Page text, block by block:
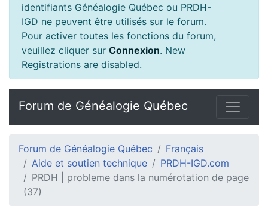
identifiants Généalogie Québec ou PRDH-
IGD ne peuvent être utilisés sur le forum.
Pour activer toutes les fonctions du forum,
veuillez cliquer sur Connexion. New
Registrations are disabled.
Forum de Généalogie Québec
Forum de Généalogie Québec
Français
Aide et soutien technique
PRDH-IGD.com
PRDH | probleme dans la numérotation de page
(37)